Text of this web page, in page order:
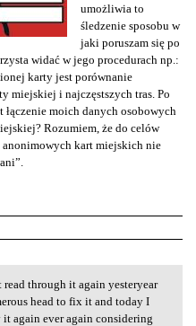
umożliwia to
śledzenie sposobu w
jaki poruszam się po
widać w jego procedurach np.:
karty jest porównanie
miejskiej i najczęstszych tras. Po
łączenie moich danych osobowych
Rozumiem, że do celów
anonimowych kart miejskich nie
read through
through it again yesteryear
head to fix it and today I
again ever again considering